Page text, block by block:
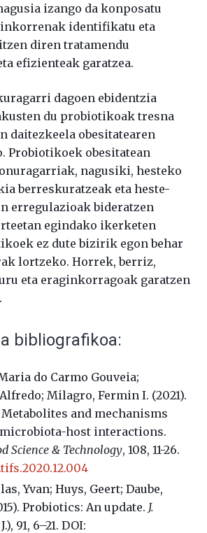
izango da konposatu
identifikatu eta
diren tratamendu
efizienteak garatzea.
dagoen ebidentzia
du probiotikoak tresna
daitezkeela obesitatearen
Probiotikoek obesitatean
nagusiki, hesteko
berreskuratzeak eta heste-
erregulazioak bideratzen
egindako ikerketen
ez dute bizirik egon behar
lortzeko. Horrek, berriz,
eta eraginkorragoak garatzen
bibliografikoa:
do Carmo Gouveia;
Milagro, Fermin I. (2021).
and mechanisms
host interactions.
Science & Technology, 108, 11-26.
Yvan; Huys, Geert; Daube,
Probiotics: An update. J.
91, 6–21. DOI: